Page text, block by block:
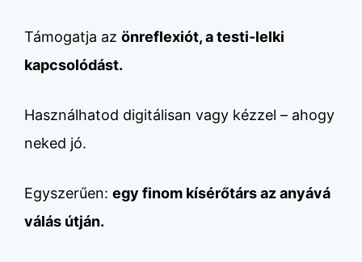
Támogatja az önreflexiót, a testi-lelki
kapcsolódást.
Használhatod digitálisan vagy kézzel – ahogy
neked jó.
Egyszerűen: egy finom kísérőtárs az anyává
válás útján.